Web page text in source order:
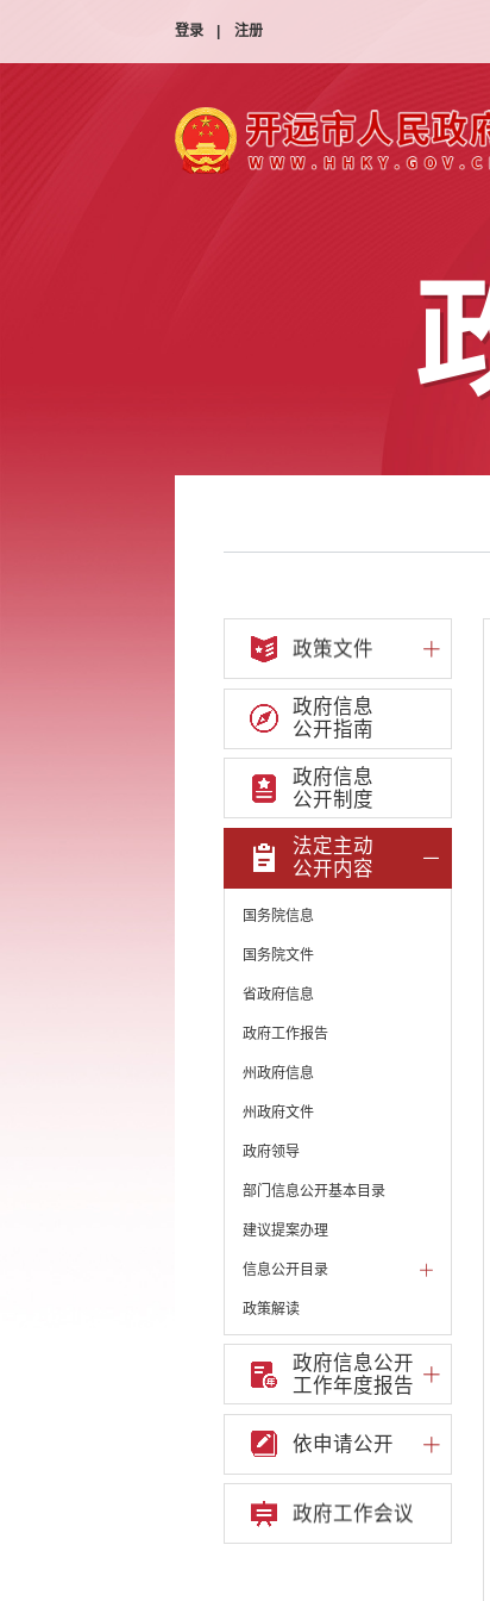
登录 注册
政策文件
政府信息
公开指南
政府信息
公开制度
法定主动
公开内容
国务院信息
国务院文件
省政府信息
政府工作报告
州政府信息
州政府文件
政府领导
部门信息公开基本目录
建议提案办理
信息公开目录
政策解读
机构职能和权责清单
自然资源政务公开
不动产登记公告
遗失公告
遗产继承公示
政务信息公开
服务群众
政府信息公开
工作年度报告
依申请公开
政府工作会议